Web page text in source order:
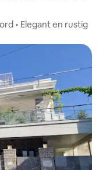
• Elegant en rustig